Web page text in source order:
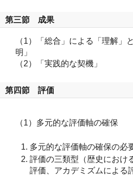
第三節 成果
（1）「総合」による「理解」
明」
（2）「実践的な契機」
第四節 評価
（1）多元的な評価軸の確保
多元的な評価軸の確保の必
評価の三類型（歴史におけ
評価、アカデミズムによる